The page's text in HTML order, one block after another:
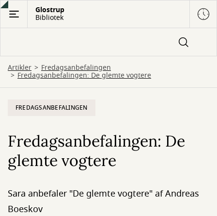
Gå
hovedindhold
Glostrup
Bibliotek
Artikler Fredagsanbefalingen
Fredagsanbefalingen: De glemte vogtere
FREDAGSANBEFALINGEN
Fredagsanbefalingen: De
glemte vogtere
Sara anbefaler "De glemte vogtere" af Andreas
Boeskov